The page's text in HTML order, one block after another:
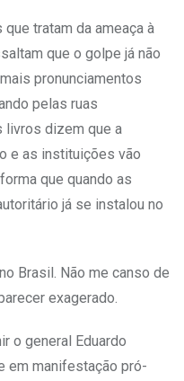
tratam da ameaça à
que o golpe já não
pronunciamentos
pelas ruas
livros dizem que a
e as instituições vão
que quando as
já se instalou no
Brasil. Não me canso de
exagerado.
o general Eduardo
em manifestação pró-